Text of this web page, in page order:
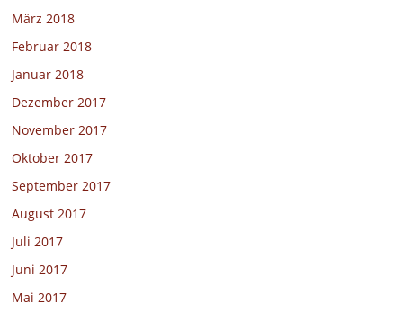
März 2018
Februar 2018
Januar 2018
Dezember 2017
November 2017
Oktober 2017
September 2017
August 2017
Juli 2017
Juni 2017
Mai 2017